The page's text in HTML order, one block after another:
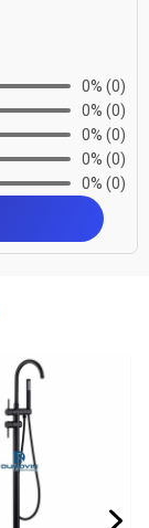
0% (0)
0% (0)
0% (0)
0% (0)
0% (0)